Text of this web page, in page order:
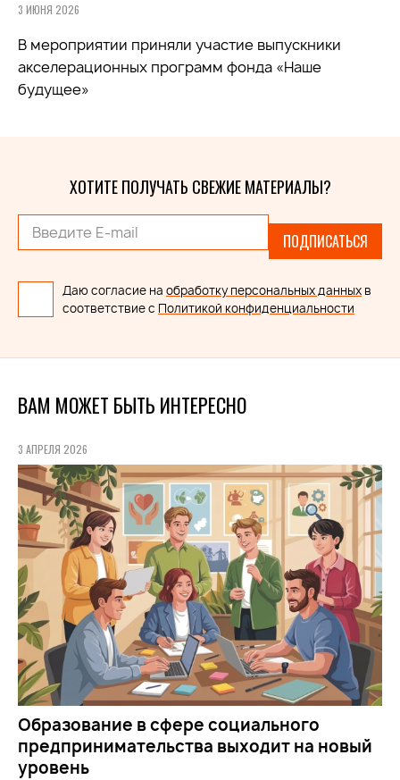
3 ИЮНЯ 2026
В мероприятии приняли участие выпускники
акселерационных программ фонда «Наше
будущее»
ХОТИТЕ ПОЛУЧАТЬ СВЕЖИЕ МАТЕРИАЛЫ?
ПОДПИСАТЬСЯ
Даю согласие на обработку персональных данных в
соответствие с Политикой конфиденциальности
ВАМ МОЖЕТ БЫТЬ ИНТЕРЕСНО
3 АПРЕЛЯ 2026
Образование в сфере социального
предпринимательства выходит на новый
уровень